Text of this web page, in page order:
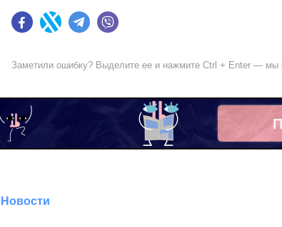
FacebookTwitter Telegram
Заметили ошибку? Выделите ее и нажмите Ctrl + Enter — мы
Новости